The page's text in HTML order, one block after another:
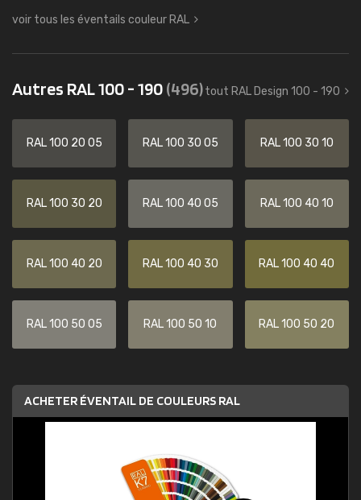
voir tous les éventails couleur RAL
Autres RAL 100 - 190(496)tout RAL Design 100 - 190
RAL 100 20 05 RAL 100 30 05 RAL 100 30 10
RAL 100 30 20 RAL 100 40 05 RAL 100 40 10
RAL 100 40 20 RAL 100 40 30 RAL 100 40 40
RAL 100 50 05 RAL 100 50 10 RAL 100 50 20
ACHETER ÉVENTAIL DE COULEURS RAL